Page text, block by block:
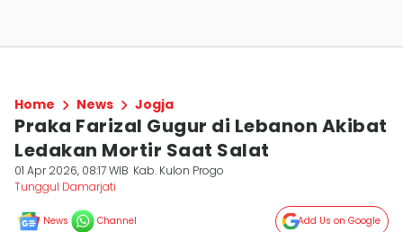
Home News Jogja
Praka Farizal Gugur di Lebanon Akibat
Ledakan Mortir Saat Salat
01 Apr 2026, 08:17 WIB Kab. Kulon Progo
Tunggul Damarjati
News Channel Add Us on Google